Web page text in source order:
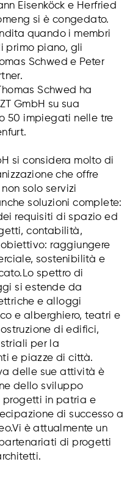
Eisenköck e Herfried
si è congedato.
quando i membri
primo piano, gli
Schwed e Peter
Schwed ha
GmbH su sua
50 impiegati nelle tre
si considera molto di
che offre
solo servizi
soluzioni complete:
requisiti di spazio ed
contabilità,
raggiungere
sostenibilità e
spettro di
si estende da
e alloggi
e alberghiero, teatri e
di edifici,
per la
e piazze di città.
delle sue attività è
dello sviluppo
progetti in patria e
di successo a
è attualmente un
di progetti